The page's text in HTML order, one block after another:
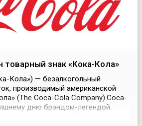
товарный знак «Кока-Кола»
Кола») — безалкогольный
производимый американской
(The Coca-Cola Company).Coca-
дню брэндом-легендой.